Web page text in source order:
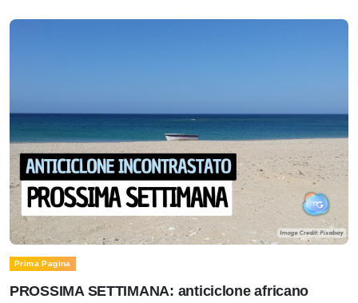
Prima Pagina
PROSSIMA SETTIMANA: anticiclone africano